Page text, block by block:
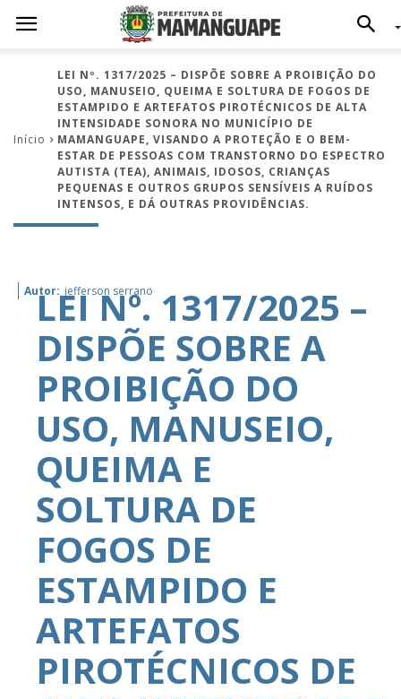
Início
LEI Nº. 1317/2025 – DISPÕE SOBRE A PROIBIÇÃO DO
USO, MANUSEIO, QUEIMA E SOLTURA DE FOGOS DE
ESTAMPIDO E ARTEFATOS PIROTÉCNICOS DE ALTA
INTENSIDADE SONORA NO MUNICÍPIO DE
MAMANGUAPE, VISANDO A PROTEÇÃO E O BEM-
ESTAR DE PESSOAS COM TRANSTORNO DO ESPECTRO
AUTISTA (TEA), ANIMAIS, IDOSOS, CRIANÇAS
PEQUENAS E OUTROS GRUPOS SENSÍVEIS A RUÍDOS
INTENSOS, E DÁ OUTRAS PROVIDÊNCIAS.
Autor: jefferson serrano
LEI Nº. 1317/2025 –
DISPÕE SOBRE A
PROIBIÇÃO DO
USO, MANUSEIO,
QUEIMA E
SOLTURA DE
FOGOS DE
ESTAMPIDO E
ARTEFATOS
PIROTÉCNICOS DE